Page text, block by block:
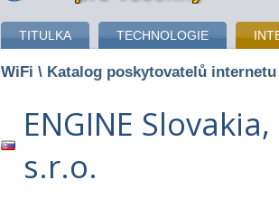
TITULKA TECHNOLOGIE
WiFi \ Katalog poskytovatelů
ENGINE Slovakia,
s.r.o.